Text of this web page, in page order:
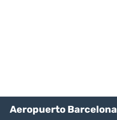
Aeropuerto Barcelona